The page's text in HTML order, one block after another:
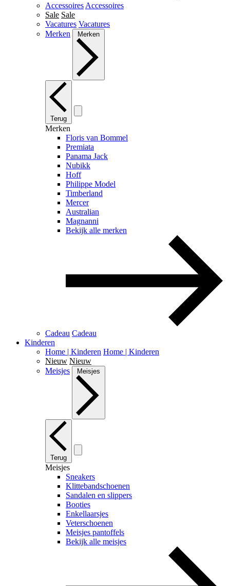
Accessoires Accessoires
Sale Sale
Vacatures Vacatures
Merken
Merken
Terug
Merken
Floris van Bommel
Premiata
Panama Jack
Nubikk
Hoff
Philippe Model
Timberland
Mercer
Australian
Magnanni
Bekijk alle merken
Cadeau Cadeau
Kinderen
Home | Kinderen Home | Kinderen
Nieuw Nieuw
Meisjes
Meisjes
Terug
Meisjes
Sneakers
Klittebandschoenen
Sandalen en slippers
Booties
Enkellaarsjes
Veterschoenen
Meisjes pantoffels
Bekijk alle meisjes